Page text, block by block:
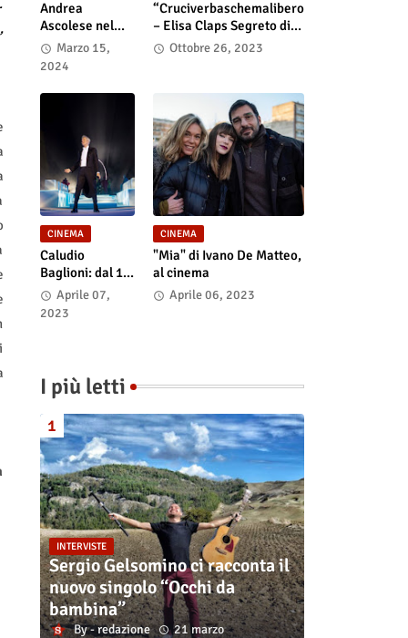
Andrea
Ascolese nel
cast di “Race
for Glory: Audi
cinema dal 14
Marzo 15,
2024
“Cruciverbaschemalibero
– Elisa Claps Segreto di
Stato”. Online il docu-film
Ottobre 26, 2023
CINEMA
Caludio
Baglioni: dal 15
al 17 maggio
arriva nelle sale
Claudio"
Aprile 07,
2023
CINEMA
"Mia" di Ivano De Matteo,
al cinema
Aprile 06, 2023
I più letti
INTERVISTE
Sergio Gelsomino ci racconta il
nuovo singolo “Occhi da
bambina”
redazione 21 marzo